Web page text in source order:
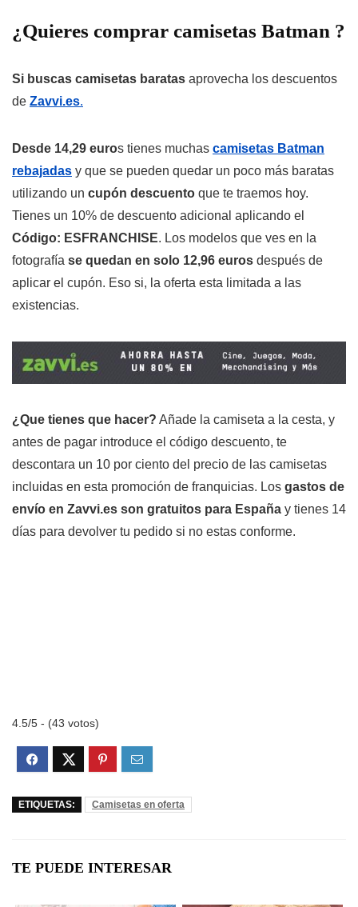
¿Quieres comprar camisetas Batman ?
Si buscas camisetas baratas aprovecha los descuentos
de Zavvi.es.
Desde 14,29 euros tienes muchas camisetas Batman
rebajadas y que se pueden quedar un poco más baratas
utilizando un cupón descuento que te traemos hoy.
Tienes un 10% de descuento adicional aplicando el
Código: ESFRANCHISE. Los modelos que ves en la
fotografía se quedan en solo 12,96 euros después de
aplicar el cupón. Eso si, la oferta esta limitada a las
existencias.
¿Que tienes que hacer? Añade la camiseta a la cesta, y
antes de pagar introduce el código descuento, te
descontara un 10 por ciento del precio de las camisetas
incluidas en esta promoción de franquicias. Los gastos de
envío en Zavvi.es son gratuitos para España y tienes 14
días para devolver tu pedido si no estas conforme.
4.5/5 - (43 votos)
ETIQUETAS: Camisetas en oferta
TE PUEDE INTERESAR